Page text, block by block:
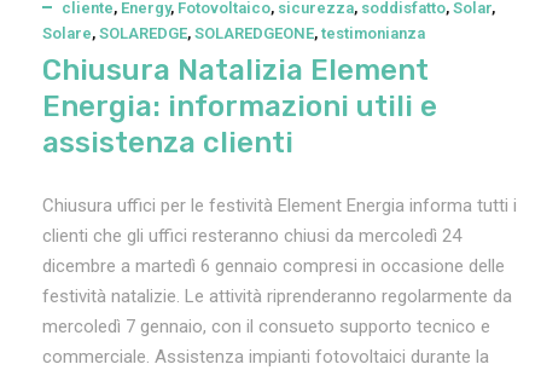
cliente, Energy, Fotovoltaico, sicurezza, soddisfatto, Solar,
Solare, SOLAREDGE, SOLAREDGEONE, testimonianza
Chiusura Natalizia Element
Energia: informazioni utili e
assistenza clienti
Chiusura uffici per le festività Element Energia informa tutti i
clienti che gli uffici resteranno chiusi da mercoledì 24
dicembre a martedì 6 gennaio compresi in occasione delle
festività natalizie. Le attività riprenderanno regolarmente da
mercoledì 7 gennaio, con il consueto supporto tecnico e
commerciale. Assistenza impianti fotovoltaici durante la